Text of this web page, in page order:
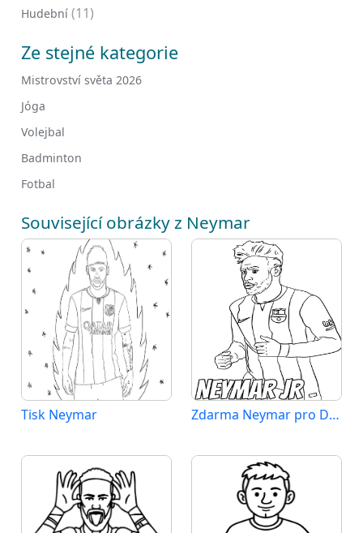
Hudební (11)
Ze stejné kategorie
Mistrovství světa 2026
Jóga
Volejbal
Badminton
Fotbal
Související obrázky z Neymar
Tisk Neymar Zdarma Neymar pro Děti